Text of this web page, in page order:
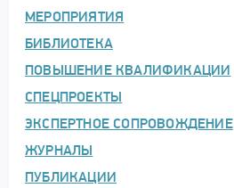
МЕРОПРИЯТИЯ
БИБЛИОТЕКА
ПОВЫШЕНИЕ КВАЛИФИКАЦИИ
СПЕЦПРОЕКТЫ
ЭКСПЕРТНОЕ СОПРОВОЖДЕНИЕ
ЖУРНАЛЫ
ПУБЛИКАЦИИ